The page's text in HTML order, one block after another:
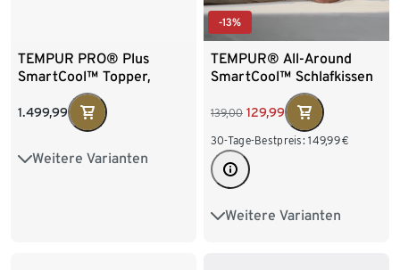
TEMPUR PRO® Plus
SmartCool™ Topper,
medium, 180 x 200
1.499,99
Weitere Varianten
100x200cm
-13%
TEMPUR® All-Around
SmartCool™ Schlafkissen
139,00 129,99
30-Tage-Bestpreis: 149,99€
Weitere Varianten
Kissenbezug Platin